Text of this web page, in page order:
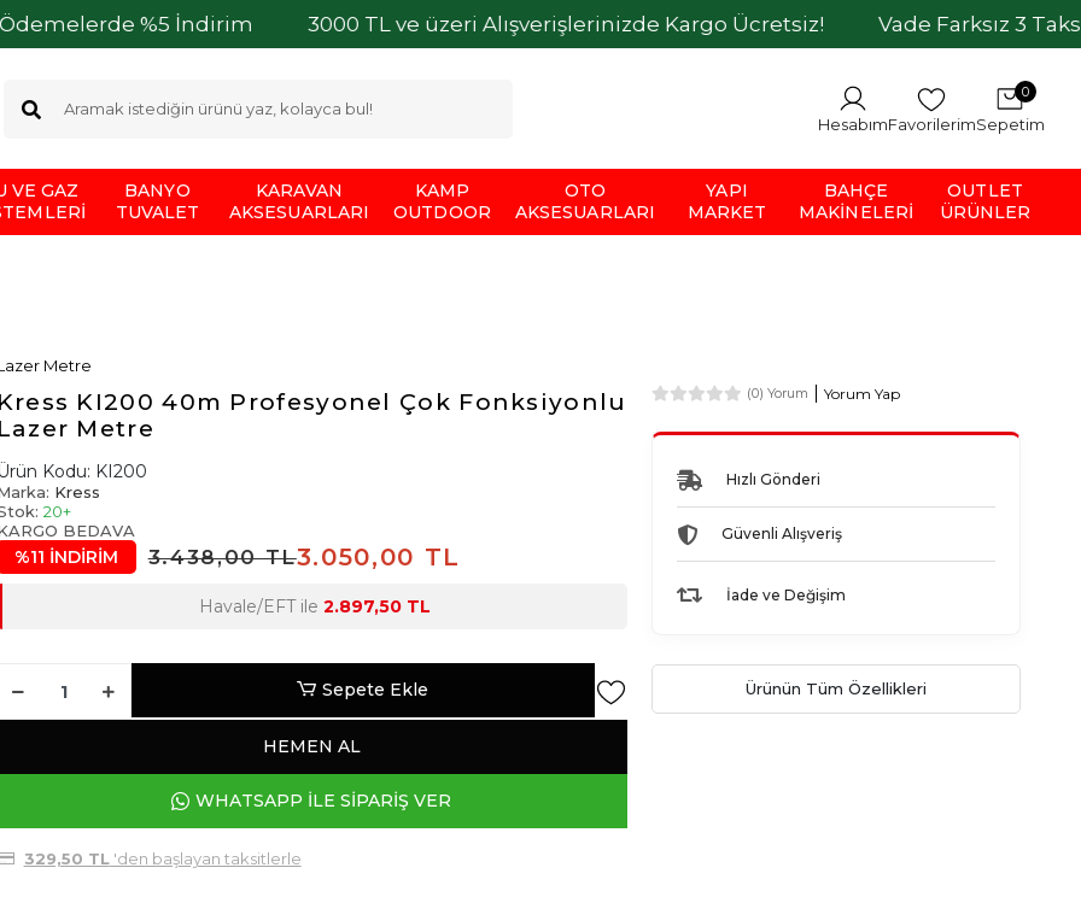
%5 İndirim 3000 TL ve üzeri Alışverişlerinizde Kargo Ücretsiz! Vade Farksız 3 Taksit İmkanı
HesabımFavorilerim
0
Sepetim
VE GAZ
BANYO
TUVALET
KARAVAN
AKSESUARLARI
KAMP
OUTDOOR
OTO
AKSESUARLARI
YAPI
MARKET
BAHÇE
MAKINELERI
OUTLET
ÜRÜNLER
Metre
Kress KI200 40m Profesyonel Çok Fonksiyonlu
Lazer Metre
Ürün Kodu: KI200
Kress
20+
BEDAVA
%11 İNDİRİM 3.438,00 TL3.050,00 TL
Havale/EFT ile 2.897,50 TL
Sepete Ekle
HEMEN AL
WHATSAPP İLE SİPARİŞ VER
329,50 TL'den başlayan taksitlerle
(0) Yorum Yorum Yap
Hızlı Gönderi
Güvenli Alışveriş
İade ve Değişim
Ürünün Tüm Özellikleri